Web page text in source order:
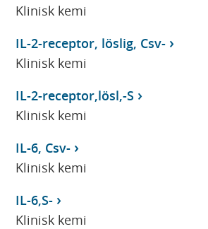
Klinisk kemi
IL-2-receptor, löslig, Csv-
Klinisk kemi
IL-2-receptor,lösl,-S
Klinisk kemi
IL-6, Csv-
Klinisk kemi
IL-6,S-
Klinisk kemi